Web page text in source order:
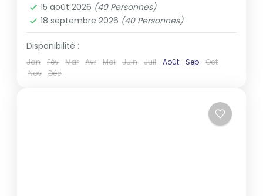
15 août 2026 (40 Personnes)
18 septembre 2026 (40 Personnes)
Disponibilité :
Jan Fév Mar Avr Mai Juin Juil Août Sep
Oct
Nov
Déc